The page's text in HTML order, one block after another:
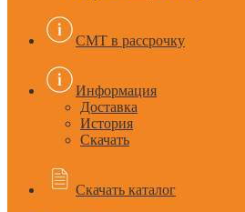
CMT в рассрочку
Информация
Доставка
История
Скачать
Скачать каталог